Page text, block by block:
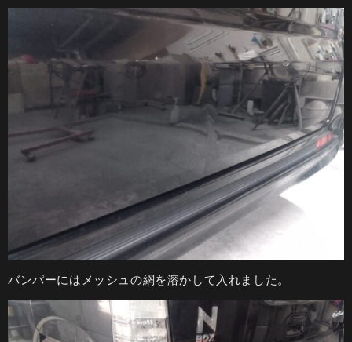
バンパーにはメッシュの網を溶かして入れました。